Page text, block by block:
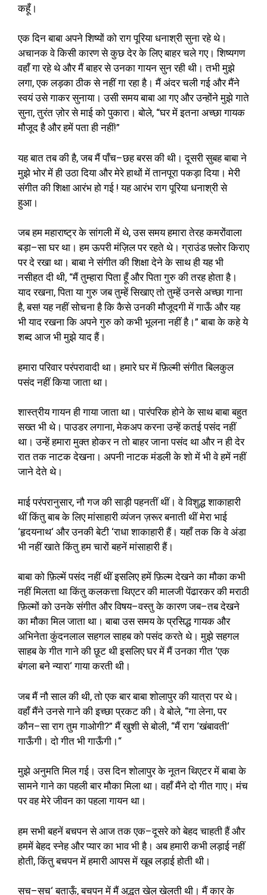
कहूँ।
एक दिन बाबा अपने शिष्यों को राग पूरिया धनाश्री सुना रहे थे।
अचानक वे किसी कारण से कुछ देर के लिए बाहर चले गए। शिष्यगण
वहाँ गा रहे थे और मैं बाहर से उनका गायन सुन रही थी। तभी मुझे
लगा,एक लड़का ठीक से नहीं गा रहा है। मैं अंदर चली गई और मैंने
स्वयं उसे गाकर सुनाया। उसी समय बाबा आ गए और उन्होंने मुझे गाते
सुना,तुरंत ज़ोर से माई को पुकारा। बोले, “घर में इतना अच्छा गायक
मौजूद है और हमें पता ही नहीं!”
यह बात तब की है,जब मैं पाँच–छह बरस की थी। दूसरी सुबह बाबा ने
मुझे भोर में ही उठा दिया और मेरे हाथों में तानपूरा पकड़ा दिया। मेरी
संगीत की शिक्षा आरंभ हो गई !यह आरंभ राग पूरिया धनाश्री से
हुआ।
जब हम महाराष्ट्र के सांगली में थे,उस समय हमारा तेरह कमरोंवाला
बड़ा–सा घर था। हम ऊपरी मंज़िल पर रहते थे। ग्राउंड फ़्लोर किराए
पर दे रखा था। बाबा ने संगीत की शिक्षा देने के साथ ही यह भी
नसीहत दी थी, “मैं तुम्हारा पिता हूँ और पिता गुरु की तरह होता है।
याद रखना,पिता या गुरु जब तुम्हें सिखाए तो तुम्हें उनसे अच्छा गाना
है,बस!यह नहीं सोचना है कि कैसे उनकी मौजूदगी में गाऊँ और यह
भी याद रखना कि अपने गुरु को कभी भूलना नहीं है।”बाबा के कहे ये
शब्द आज भी मुझे याद हैं।
हमारा परिवार परंपरावादी था। हमारे घर में फ़िल्मी संगीत बिलकुल
पसंद नहीं किया जाता था।
शास्त्रीय गायन ही गाया जाता था। पारंपरिक होने के साथ बाबा बहुत
सख्त भी थे। पाउडर लगाना,मेकअप करना उन्हें कतई पसंद नहीं
था। उन्हें हमारा मुक्त होकर न तो बाहर जाना पसंद था और न ही देर
रात तक नाटक देखना। अपनी नाटक मंडली के शो में भी वे हमें नहीं
जाने देते थे।
माई परंपरानुसार,नौ गज की साड़ी पहनतीं थीं। वे विशुद्ध शाकाहारी
थीं किंतु बाब के लिए मांसाहारी व्यंजन ज़रूर बनाती थीं मेरा भाई
‘हृदयनाथ‘ और उनकी बेटी ‘राधा शाकाहारी हैं। यहाँ तक कि वे अंडा
भी नहीं खाते किंतु हम चारों बहनें मांसाहारी हैं।
बाबा को फ़िल्में पसंद नहीं थीं इसलिए हमें फ़िल्म देखने का मौका कभी
नहीं मिलता था किंतु कलकत्ता थिएटर की मालजी पेंढारकर की मराठी
फ़िल्मों को उनके संगीत और विषय–वस्तु के कारण जब–तब देखने
का मौका मिल जाता था। बाबा उस समय के प्रसिद्ध गायक और
अभिनेता कुंदनलाल सहगल साहब को पसंद करते थे। मुझे सहगल
साहब के गीत गाने की छूट थी इसलिए घर में मैं उनका गीत ‘एक
बंगला बने न्यारा‘गाया करती थी।
जब मैं नौ साल की थी,तो एक बार बाबा शोलापुर की यात्रा पर थे।
वहाँ मैंने उनसे गाने की इच्छा प्रकट की। वे बोले, “गा लेना,पर
कौन–सा राग तुम गाओगी?”मैं खुशी से बोली, “मैं राग ‘खंबावती‘
गाऊँगी। दो गीत भी गाऊँगी। “
मुझे अनुमति मिल गई। उस दिन शोलापुर के नूतन थिएटर में बाबा के
सामने गाने का पहली बार मौका मिला था। वहाँ मैंने दो गीत गाए। मंच
पर वह मेरे जीवन का पहला गायन था।
हम सभी बहनें बचपन से आज तक एक–दूसरे को बेहद चाहती हैं और
हममें बेहद स्नेह और प्यार का भाव भी है। अब हमारी कभी लड़ाई नहीं
होती,किंतु बचपन में हमारी आपस में खूब लड़ाई होती थी।
सच–सच‘बताऊँ,बचपन में मैं अद्भुत खेल खेलती थी। मैं कार के